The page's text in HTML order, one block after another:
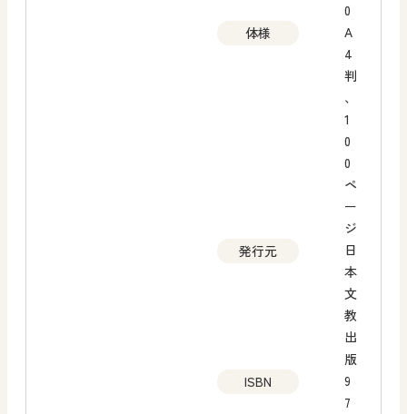
0
体様
A
4
判
、
1
0
0
ペ
ー
ジ
発行元
日
本
文
教
出
版
ISBN
9
7